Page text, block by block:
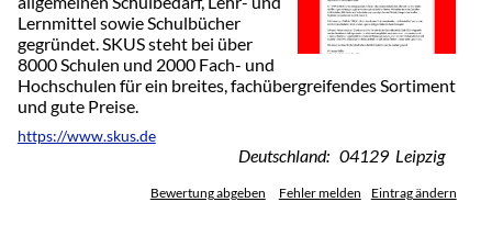
Lernmittel sowie Schulbücher
gegründet. SKUS steht bei über
8000 Schulen und 2000 Fach- und
Hochschulen für ein breites, fachübergreifendes Sortiment
und gute Preise.
https://www.skus.de
Deutschland: 04129 Leipzig
Bewertung abgeben Fehler melden Eintrag ändern